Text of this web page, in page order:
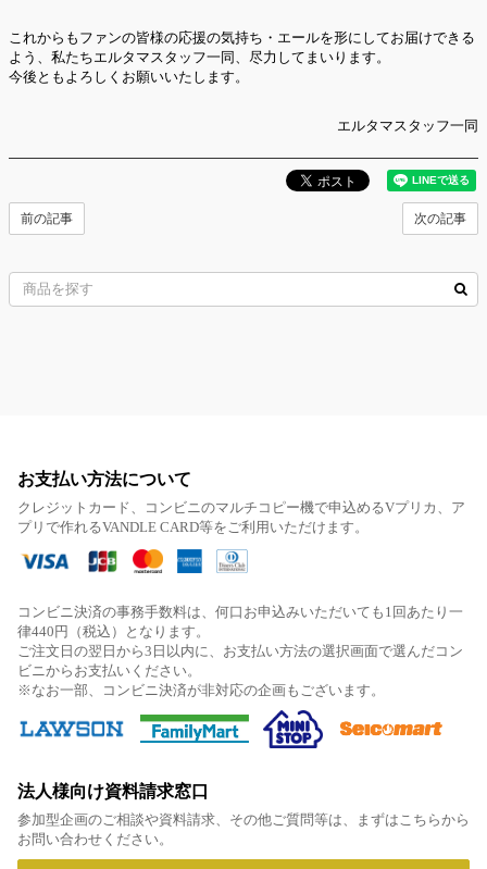
これからもファンの皆様の応援の気持ち・エールを形にしてお届けできる
よう、私たちエルタマスタッフ一同、尽力してまいります。
今後ともよろしくお願いいたします。
エルタマスタッフ一同
次の記事
前の記事
お支払い方法について
クレジットカード、コンビニのマルチコピー機で申込めるVプリカ、ア
プリで作れるVANDLE CARD等をご利用いただけます。
コンビニ決済の事務手数料は、何口お申込みいただいても1回あたり一
律440円（税込）となります。
ご注文日の翌日から3日以内に、お支払い方法の選択画面で選んだコン
ビニからお支払いください。
※なお一部、コンビニ決済が非対応の企画もございます。
法人様向け資料請求窓口
参加型企画のご相談や資料請求、その他ご質問等は、まずはこちらから
お問い合わせください。